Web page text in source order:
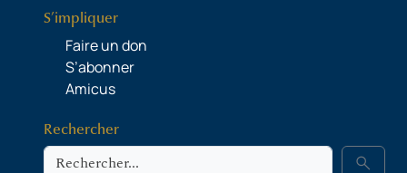
S’impliquer
Faire un don
S’abonner
Amicus
Rechercher
Rechercher search